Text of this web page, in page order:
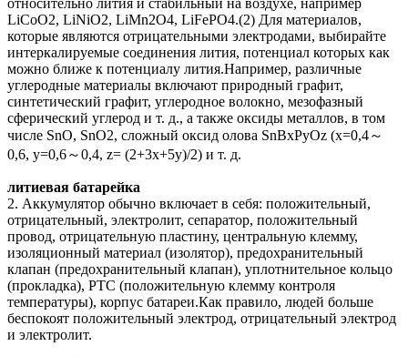
относительно лития и стабильный на воздухе, например
LiCoO2, LiNiO2, LiMn2O4, LiFePO4.(2) Для материалов,
которые являются отрицательными электродами, выбирайте
интеркалируемые соединения лития, потенциал которых как
можно ближе к потенциалу лития.Например, различные
углеродные материалы включают природный графит,
синтетический графит, углеродное волокно, мезофазный
сферический углерод и т. д., а также оксиды металлов, в том
числе SnO, SnO2, сложный оксид олова SnBxPyOz (x=0,4～
0,6, y=0,6～0,4, z= (2+3x+5y)/2) и т. д.
литиевая батарейка
2. Аккумулятор обычно включает в себя: положительный,
отрицательный, электролит, сепаратор, положительный
провод, отрицательную пластину, центральную клемму,
изоляционный материал (изолятор), предохранительный
клапан (предохранительный клапан), уплотнительное кольцо
(прокладка), PTC (положительную клемму контроля
температуры), корпус батареи.Как правило, людей больше
беспокоят положительный электрод, отрицательный электрод
и электролит.